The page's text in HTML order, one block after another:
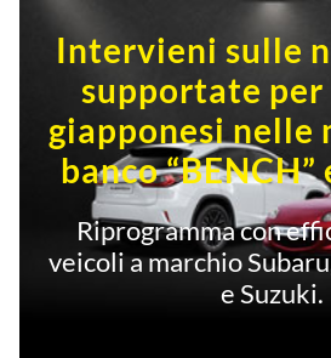
Intervieni sulle
supportate per
giapponesi nelle
banco “BENCH”
Riprogramma con
veicoli a marchio
e Suzuki.